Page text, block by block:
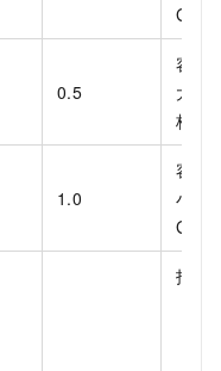
GiB。
0.5
容器
大小
核。
1.0
容器
小。
GiB。
指定